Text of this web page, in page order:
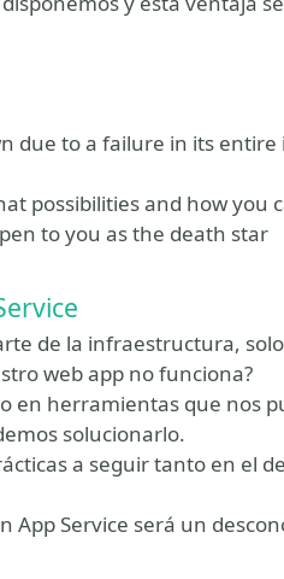
due to a failure in its
possibilities and how you
to you as the death star
de la infraestructura,
web app no funciona?
en herramientas que nos
solucionarlo.
a seguir tanto en el
App Service será un